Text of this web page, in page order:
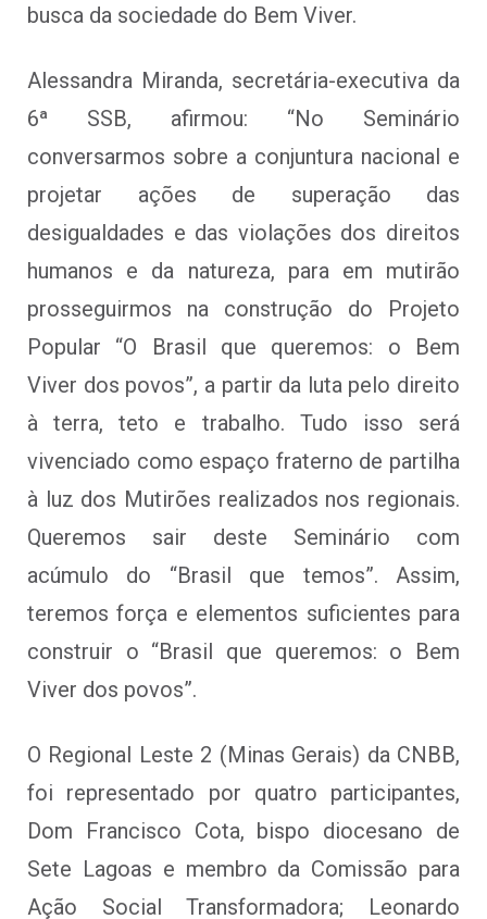
busca da sociedade do Bem Viver.
Alessandra Miranda, secretária-executiva da
6ª SSB, afirmou: “No Seminário
conversarmos sobre a conjuntura nacional e
projetar ações de superação das
desigualdades e das violações dos direitos
humanos e da natureza, para em mutirão
prosseguirmos na construção do Projeto
Popular “O Brasil que queremos: o Bem
Viver dos povos”, a partir da luta pelo direito
à terra, teto e trabalho. Tudo isso será
vivenciado como espaço fraterno de partilha
à luz dos Mutirões realizados nos regionais.
Queremos sair deste Seminário com
acúmulo do “Brasil que temos”. Assim,
teremos força e elementos suficientes para
construir o “Brasil que queremos: o Bem
Viver dos povos”.
O Regional Leste 2 (Minas Gerais) da CNBB,
foi representado por quatro participantes,
Dom Francisco Cota, bispo diocesano de
Sete Lagoas e membro da Comissão para
Ação Social Transformadora; Leonardo